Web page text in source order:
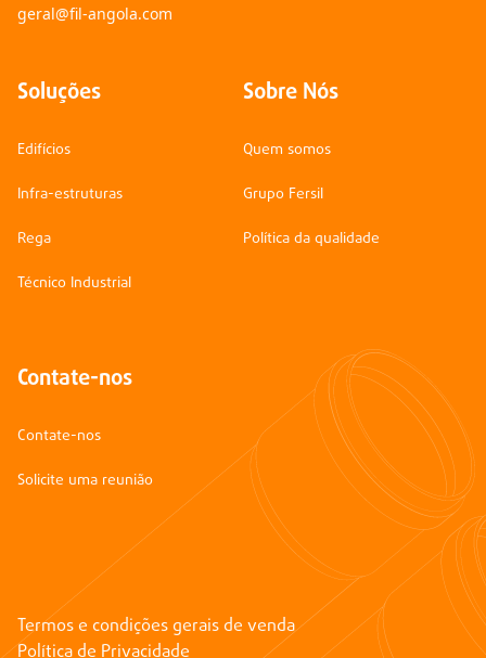
geral@fil-angola.com
Soluções
Edifícios
Infra-estruturas
Rega
Técnico Industrial
Sobre Nós
Quem somos
Grupo Fersil
Política da qualidade
Contate-nos
Contate-nos
Solicite uma reunião
Termos e condições gerais de venda